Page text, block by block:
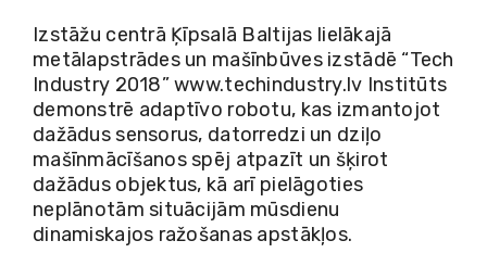
Izstāžu centrā Ķīpsalā Baltijas lielākajā
metālapstrādes un mašīnbūves izstādē “Tech
Industry 2018”www.techindustry.lv Institūts
demonstrē adaptīvo robotu, kas izmantojot
dažādus sensorus, datorredzi un dziļo
mašīnmācīšanos spēj atpazīt un šķirot
dažādus objektus, kā arī pielāgoties
neplānotām situācijām mūsdienu
dinamiskajos ražošanas apstākļos.